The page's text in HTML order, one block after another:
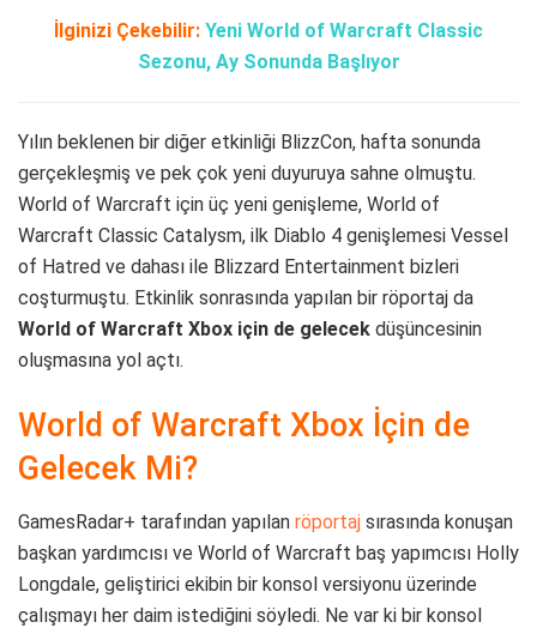
İlginizi Çekebilir: Yeni World of Warcraft Classic
Sezonu, Ay Sonunda Başlıyor
Yılın beklenen bir diğer etkinliği BlizzCon, hafta sonunda
gerçekleşmiş ve pek çok yeni duyuruya sahne olmuştu.
World of Warcraft için üç yeni genişleme, World of
Warcraft Classic Catalysm, ilk Diablo 4 genişlemesi Vessel
of Hatred ve dahası ile Blizzard Entertainment bizleri
coşturmuştu. Etkinlik sonrasında yapılan bir röportaj da
World of Warcraft Xbox için de gelecek düşüncesinin
oluşmasına yol açtı.
World of Warcraft Xbox İçin de
Gelecek Mi?
GamesRadar+ tarafından yapılan röportaj sırasında konuşan
başkan yardımcısı ve World of Warcraft baş yapımcısı Holly
Longdale, geliştirici ekibin bir konsol versiyonu üzerinde
çalışmayı her daim istediğini söyledi. Ne var ki bir konsol